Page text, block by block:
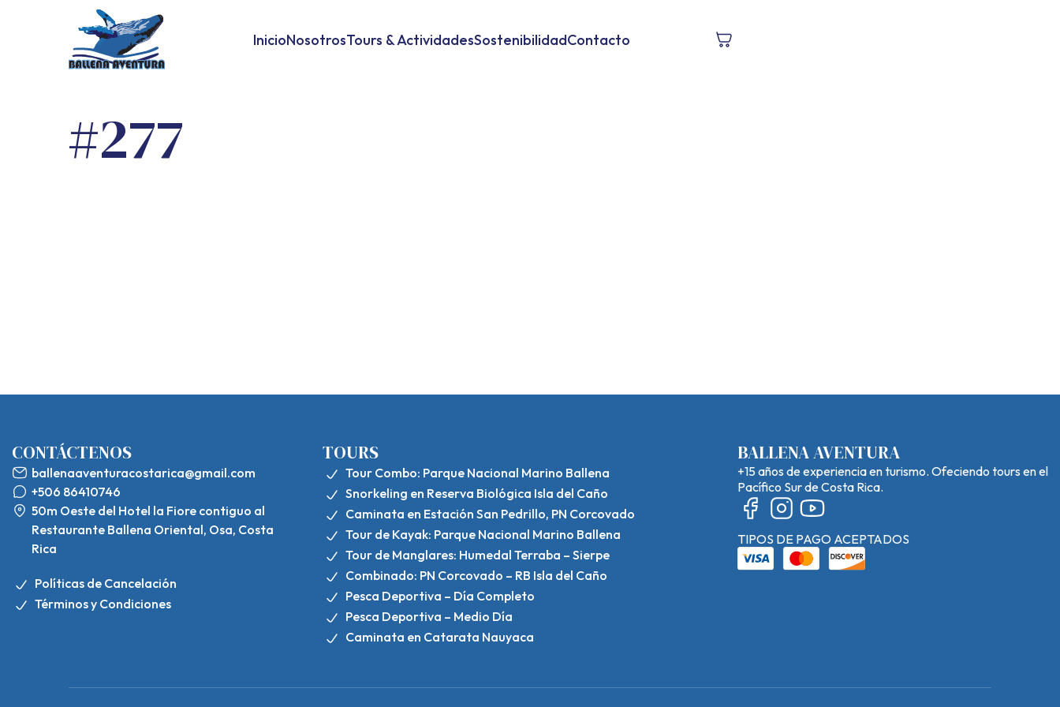
InicioNosotrosTours & ActividadesSostenibilidadContacto
#277
CONTÁCTENOS
ballenaaventuracostarica@gmail.com
+506 86410746
50m Oeste del Hotel la Fiore contiguo al
Restaurante Ballena Oriental, Osa, Costa
Rica
Políticas de Cancelación
Términos y Condiciones
TOURS
Tour Combo: Parque Nacional Marino Ballena
Snorkeling en Reserva Biológica Isla del Caño
Caminata en Estación San Pedrillo, PN Corcovado
Tour de Kayak: Parque Nacional Marino Ballena
Tour de Manglares: Humedal Terraba – Sierpe
Combinado: PN Corcovado – RB Isla del Caño
Pesca Deportiva – Día Completo
Pesca Deportiva – Medio Día
Caminata en Catarata Nauyaca
BALLENA AVENTURA
+15 años de experiencia en turismo. Ofeciendo tours en el
Pacífico Sur de Costa Rica.
TIPOS DE PAGO ACEPTADOS